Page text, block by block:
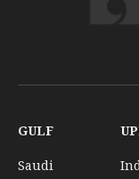
GULF
Saudi